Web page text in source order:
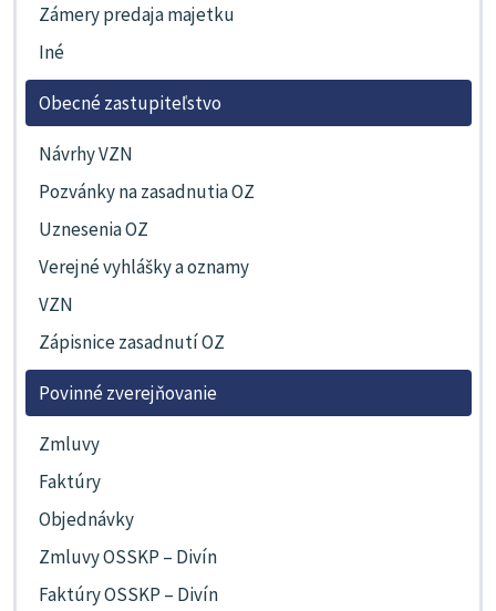
Zámery predaja majetku
Iné
Obecné zastupiteľstvo
Návrhy VZN
Pozvánky na zasadnutia OZ
Uznesenia OZ
Verejné vyhlášky a oznamy
VZN
Zápisnice zasadnutí OZ
Povinné zverejňovanie
Zmluvy
Faktúry
Objednávky
Zmluvy OSSKP – Divín
Faktúry OSSKP – Divín